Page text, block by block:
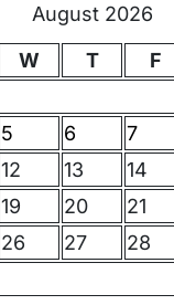
August 2026
W T F
5 6 7
12 13 14
19 20 21
26 27 28